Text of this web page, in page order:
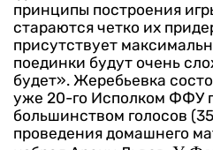
принципы построения
стараются четко их
присутствует
поединки будут очень
будет». Жеребьевка
уже 20-го Исполком ФФУ
большинством голосов
проведения домашнего